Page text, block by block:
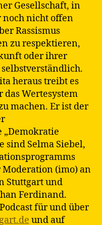
Gesellschaft, in
noch nicht offen
Rassismus
zu respektieren,
oder ihrer
heraus treibt es
das Wertesystem
machen. Er ist der
„Demokratie
sind Selma Siebel,
(imo) an
Stuttgart und
Ferdinand.
Podcast für und über
und auf